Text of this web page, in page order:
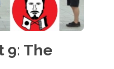
9: The